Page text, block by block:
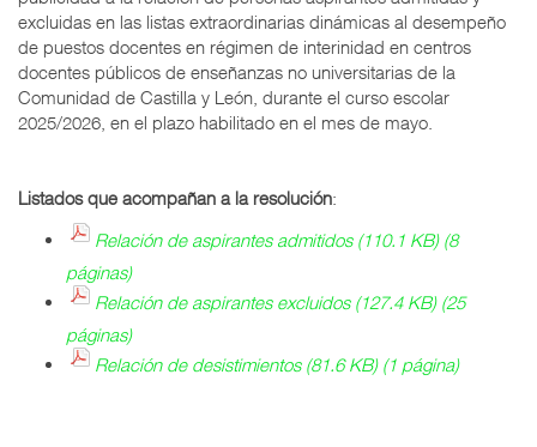
excluidas en las listas extraordinarias dinámicas al desempeño
de puestos docentes en régimen de interinidad en centros
docentes públicos de enseñanzas no universitarias de la
Comunidad de Castilla y León, durante el curso escolar
2025/2026, en el plazo habilitado en el mes de mayo.
Listados que acompañan a la resolución:
Relación de aspirantes admitidos (110.1 KB) (8
páginas)
Relación de aspirantes excluidos (127.4 KB) (25
páginas)
Relación de desistimientos (81.6 KB) (1 página)